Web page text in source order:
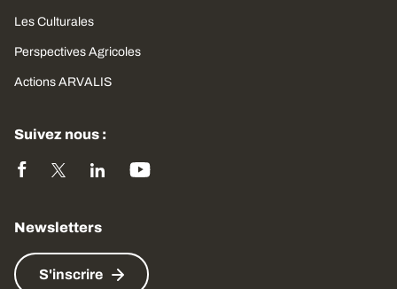
Les Culturales
Perspectives Agricoles
Actions ARVALIS
Suivez nous :
Newsletters
S'inscrire